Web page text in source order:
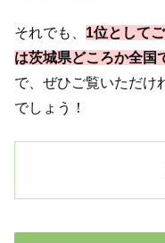
それでも、 1位として
は茨城県どころか全国
で、ぜひご覧いただけ
でしょう！